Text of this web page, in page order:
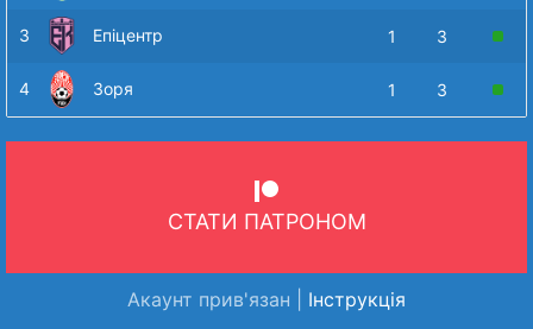
3 Епіцентр 1 3
4 Зоря 1 3
СТАТИ ПАТРОНОМ
Акаунт прив'язан | Інструкція